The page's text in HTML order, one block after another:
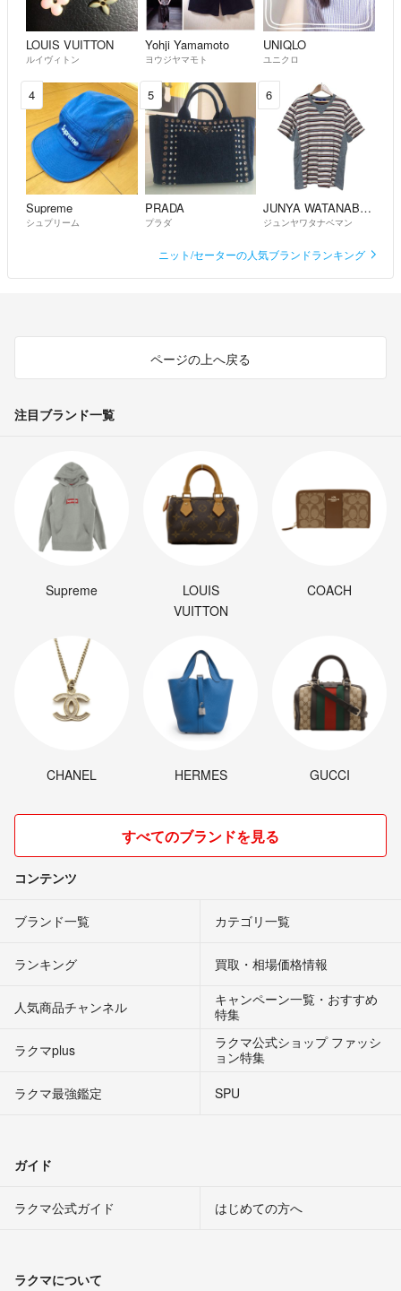
LOUIS VUITTON
ルイヴィトン
Yohji Yamamoto
ヨウジヤマモト
UNIQLO
ユニクロ
4
Supreme
シュプリーム
5
PRADA
プラダ
6
JUNYA WATANABE MAN
ジュンヤワタナベマン
ニット/セーターの人気ブランドランキング
ページの上へ戻る
注目ブランド一覧
Supreme
LOUIS
VUITTON
COACH
CHANEL HERMES GUCCI
すべてのブランドを見る
コンテンツ
ブランド一覧 カテゴリ一覧
ランキング 買取・相場価格情報
人気商品チャンネル
キャンペーン一覧・おすすめ
特集
ラクマplus
ラクマ公式ショップ ファッシ
ョン特集
ラクマ最強鑑定
SPU
ガイド
ラクマ公式ガイド はじめての方へ
ラクマについて